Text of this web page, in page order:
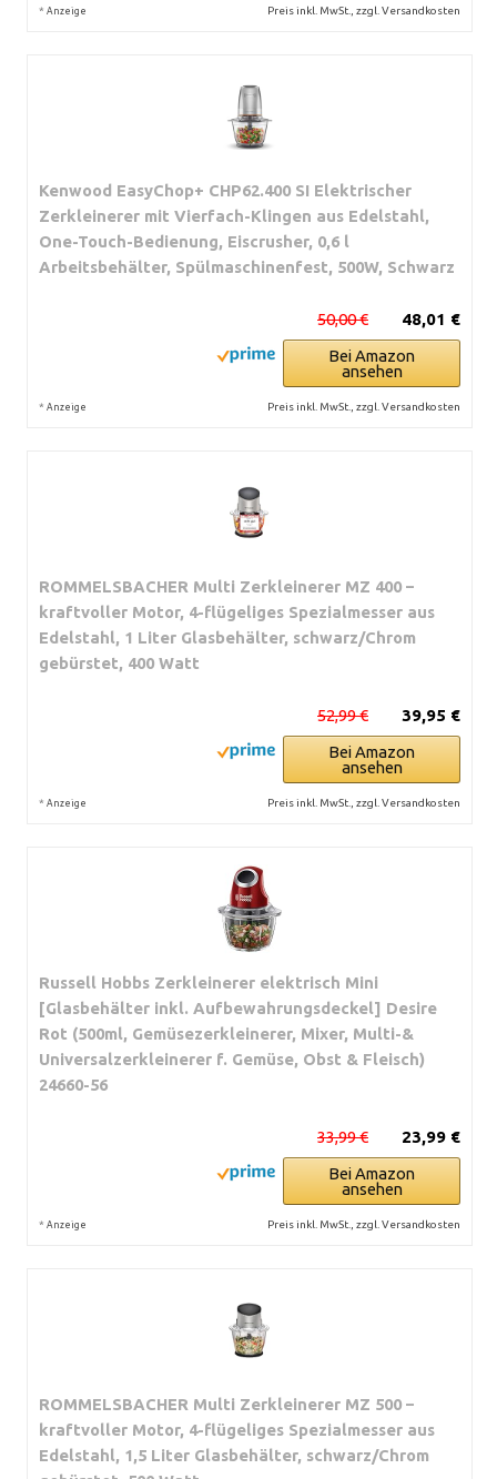
* Anzeige Preis inkl. MwSt., zzgl. Versandkosten
Kenwood EasyChop+ CHP62.400 SI Elektrischer
Zerkleinerer mit Vierfach-Klingen aus Edelstahl,
One-Touch-Bedienung, Eiscrusher, 0,6 l
Arbeitsbehälter, Spülmaschinenfest, 500W, Schwarz
48,01 €
50,00 €
Bei Amazon
ansehen
* Anzeige Preis inkl. MwSt., zzgl. Versandkosten
ROMMELSBACHER Multi Zerkleinerer MZ 400 –
kraftvoller Motor, 4-flügeliges Spezialmesser aus
Edelstahl, 1 Liter Glasbehälter, schwarz/Chrom
gebürstet, 400 Watt
39,95 €
52,99 €
Bei Amazon
ansehen
* Anzeige Preis inkl. MwSt., zzgl. Versandkosten
Russell Hobbs Zerkleinerer elektrisch Mini
[Glasbehälter inkl. Aufbewahrungsdeckel] Desire
Rot (500ml, Gemüsezerkleinerer, Mixer, Multi-&
Universalzerkleinerer f. Gemüse, Obst & Fleisch)
24660-56
23,99 €
33,99 €
Bei Amazon
ansehen
* Anzeige Preis inkl. MwSt., zzgl. Versandkosten
ROMMELSBACHER Multi Zerkleinerer MZ 500 –
kraftvoller Motor, 4-flügeliges Spezialmesser aus
Edelstahl, 1,5 Liter Glasbehälter, schwarz/Chrom